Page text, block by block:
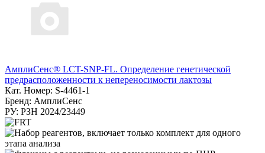
АмплиСенс® LCT-SNP-FL. Определение генетической
предрасположенности к непереносимости лактозы
Кат. Номер: S-4461-1
Бренд: АмплиСенс
РУ: РЗН 2024/23449